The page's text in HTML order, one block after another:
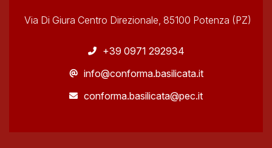
Via Di Giura Centro Direzionale, 85100 Potenza (PZ)
+39 0971 292934
info@conforma.basilicata.it
conforma.basilicata@pec.it